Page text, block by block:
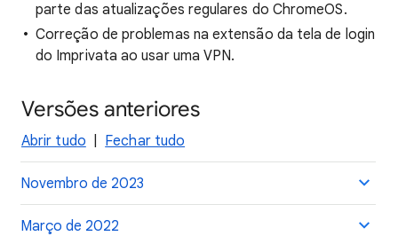
parte das atualizações regulares do ChromeOS.
Correção de problemas na extensão da tela de login
do Imprivata ao usar uma VPN.
Versões anteriores
Abrir tudo Fechar tudo
Novembro de 2023
Março de 2022